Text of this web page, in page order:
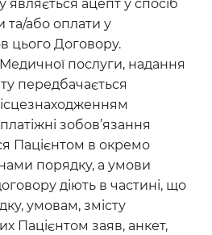
являється ацепт у спосіб
або оплати у
цього Договору.
послуги, надання
передбачається
зобов’язання
Пацієнтом в окремо
порядку, а умови
діють в частині, що
умовам, змісту
Пацієнтом заяв, анкет,